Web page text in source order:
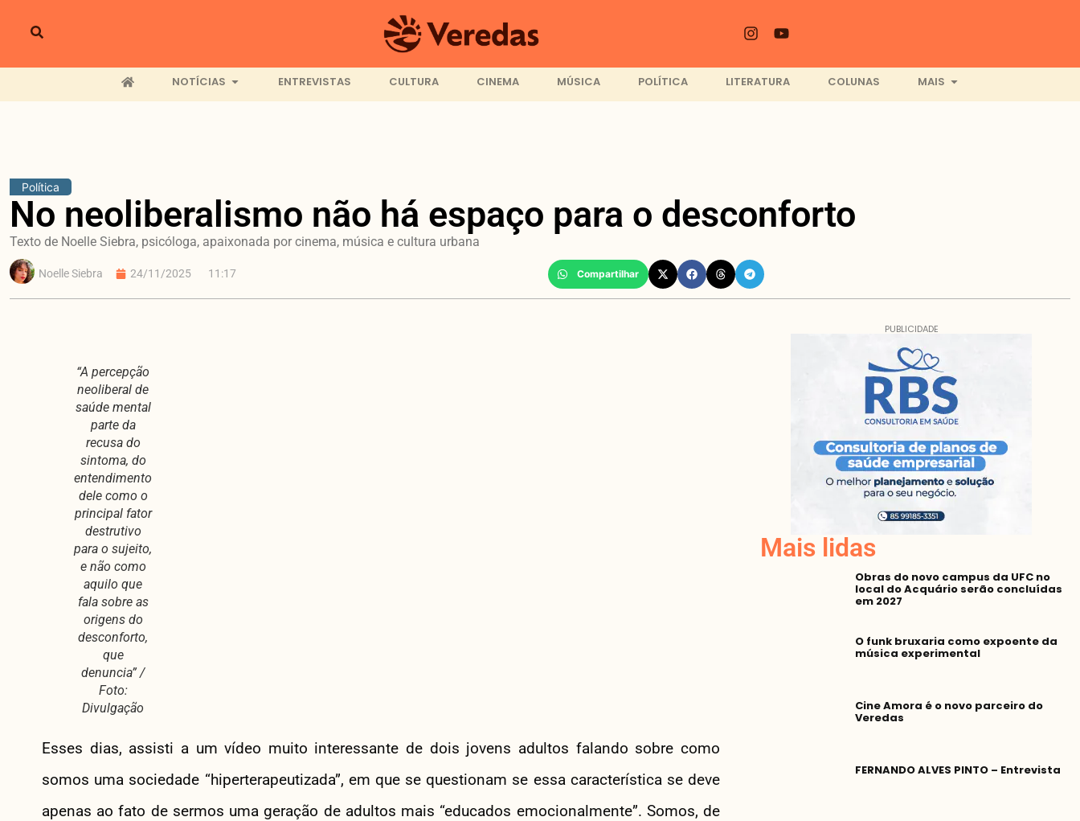
NOTÍCIAS ENTREVISTAS CULTURA CINEMA MÚSICA POLÍTICA LITERATURA COLUNAS MAIS
Política
No neoliberalismo não há espaço para o desconforto
Texto de Noelle Siebra, psicóloga, apaixonada por cinema, música e cultura urbana
Noelle Siebra 24/11/2025 11:17 Compartilhar
“A percepção
neoliberal de
saúde mental
parte da
recusa do
sintoma, do
entendimento
dele como o
principal fator
destrutivo
para o sujeito,
e não como
aquilo que
fala sobre as
origens do
desconforto,
que
denuncia” /
Foto:
Divulgação
Esses dias, assisti a um vídeo muito interessante de dois jovens adultos falando sobre como
somos uma sociedade “hiperterapeutizada”, em que se questionam se essa característica se deve
apenas ao fato de sermos uma geração de adultos mais “educados emocionalmente”. Somos, de
PUBLICIDADE
Mais lidas
Obras do novo campus da UFC no
local do Acquário serão concluídas
em 2027
O funk bruxaria como expoente da
música experimental
Cine Amora é o novo parceiro do
Veredas
FERNANDO ALVES PINTO – Entrevista